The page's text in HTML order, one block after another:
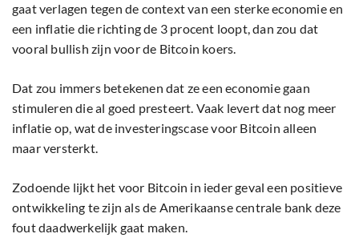
gaat verlagen tegen de context van een sterke economie en
een inflatie die richting de 3 procent loopt, dan zou dat
vooral bullish zijn voor de Bitcoin koers.
Dat zou immers betekenen dat ze een economie gaan
stimuleren die al goed presteert. Vaak levert dat nog meer
inflatie op, wat de investeringscase voor Bitcoin alleen
maar versterkt.
Zodoende lijkt het voor Bitcoin in ieder geval een positieve
ontwikkeling te zijn als de Amerikaanse centrale bank deze
fout daadwerkelijk gaat maken.